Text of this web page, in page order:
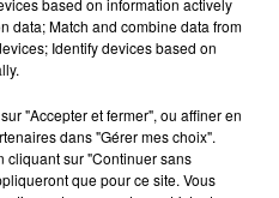
gratuite pour voir l’éclipse
de Metz part à la recherche de...
Metz pour l'OGC Nice
based on information actively
data; Match and combine data from
Identify devices based on
"Accepter et fermer", ou affiner en
dans "Gérer mes choix".
cliquant sur "Continuer sans
que pour ce site. Vous